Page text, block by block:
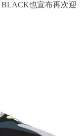
也宣布再次迎